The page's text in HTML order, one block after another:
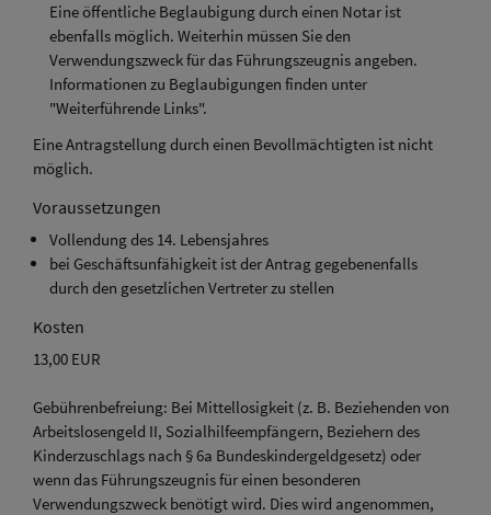
Eine öffentliche Beglaubigung durch einen Notar ist
ebenfalls möglich. Weiterhin müssen Sie den
Verwendungszweck für das Führungszeugnis angeben.
Informationen zu Beglaubigungen finden unter
"Weiterführende Links".
Eine Antragstellung durch einen Bevollmächtigten ist nicht
möglich.
Voraussetzungen
Vollendung des 14. Lebensjahres
bei Geschäftsunfähigkeit ist der Antrag gegebenenfalls
durch den gesetzlichen Vertreter zu stellen
Kosten
13,00 EUR
Gebührenbefreiung: Bei Mittellosigkeit (z. B. Beziehenden von
Arbeitslosengeld II, Sozialhilfeempfängern, Beziehern des
Kinderzuschlags nach § 6a Bundeskindergeldgesetz) oder
wenn das Führungszeugnis für einen besonderen
Verwendungszweck benötigt wird. Dies wird angenommen,